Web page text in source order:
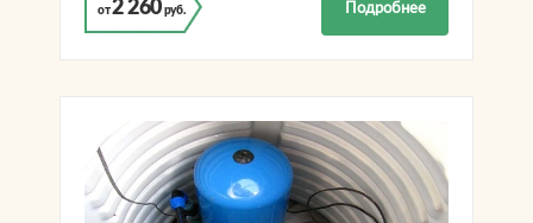
от2 260 руб. Подробнее